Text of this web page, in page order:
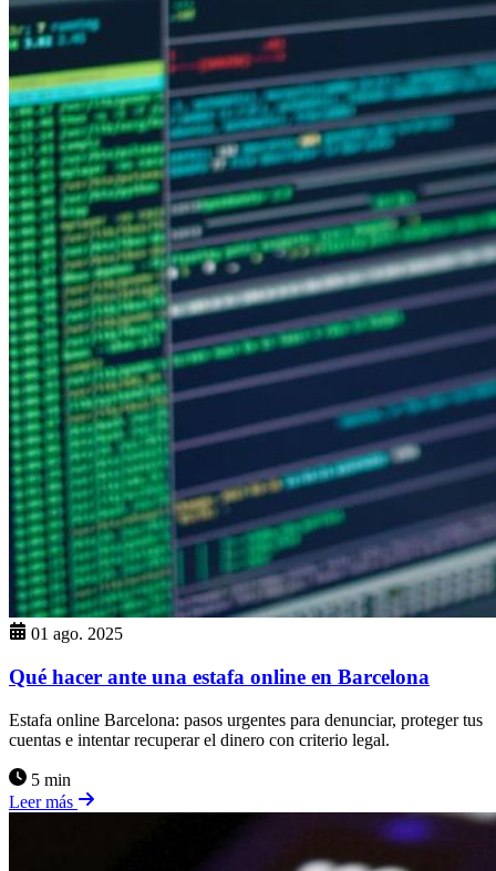
01 ago. 2025
Qué hacer ante una estafa online en Barcelona
Estafa online Barcelona: pasos urgentes para denunciar, proteger tus
cuentas e intentar recuperar el dinero con criterio legal.
5 min
Leer más